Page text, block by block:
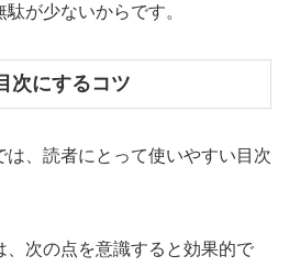
が少ないからです。
次にするコツ
は、読者にとって使いやすい目次
、次の点を意識すると効果的で